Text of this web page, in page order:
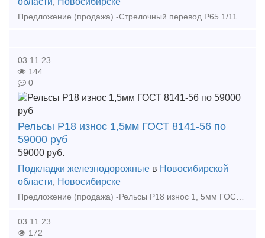
03.11.23
144
0
Рельсы Р18 износ 1,5мм ГОСТ 8141-56 по
59000 руб
59000 руб.
Подкладки железнодорожные в Новосибирской
области, Новосибирске
03.11.23
172